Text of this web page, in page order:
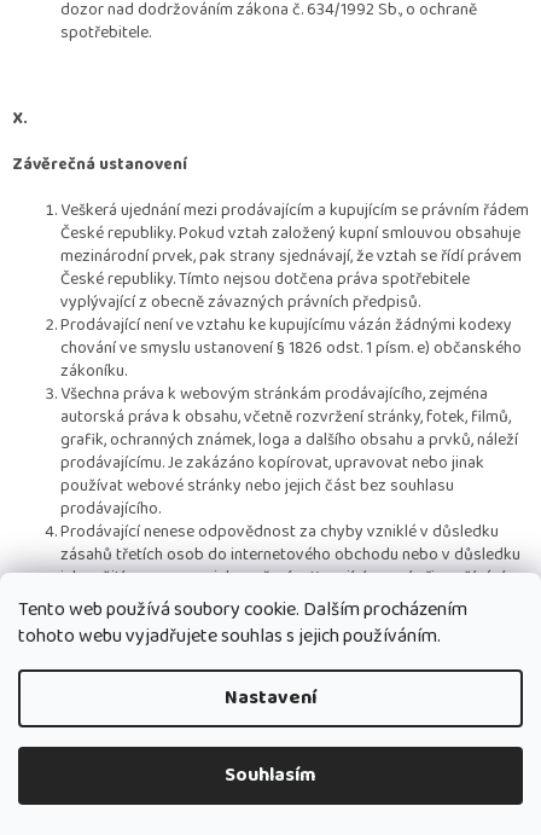
Tento web používá soubory cookie. Dalším procházením
tohoto webu vyjadřujete souhlas s jejich používáním.
Nastavení
Souhlasím
dozor nad dodržováním zákona č. 634/1992 Sb., o ochraně
spotřebitele.
X.
Závěrečná ustanovení
Veškerá ujednání mezi prodávajícím a kupujícím se právním řádem
České republiky. Pokud vztah založený kupní smlouvou obsahuje
mezinárodní prvek, pak strany sjednávají, že vztah se řídí právem
České republiky. Tímto nejsou dotčena práva spotřebitele
vyplývající z obecně závazných právních předpisů.
Prodávající není ve vztahu ke kupujícímu vázán žádnými kodexy
chování ve smyslu ustanovení § 1826 odst. 1 písm. e) občanského
zákoníku.
Všechna práva k webovým stránkám prodávajícího, zejména
autorská práva k obsahu, včetně rozvržení stránky, fotek, filmů,
grafik, ochranných známek, loga a dalšího obsahu a prvků, náleží
prodávajícímu. Je zakázáno kopírovat, upravovat nebo jinak
používat webové stránky nebo jejich část bez souhlasu
prodávajícího.
Prodávající nenese odpovědnost za chyby vzniklé v důsledku
zásahů třetích osob do internetového obchodu nebo v důsledku
jeho užití v rozporu s jeho určením. Kupující nesmí při využívání
internetového obchodu používat postupy, které by mohly mít
negativní vliv na jeho provoz a nesmí vykonávat žádnou činnost,
která by mohla jemu nebo třetím osobám umožnit neoprávněně
zasahovat či neoprávněně užít programové vybavení nebo další
součásti tvořící internetový obchod a užívat internetový obchod
Kupující tímto přebírá na sebe nebezpečí změny okolností ve
smyslu § 1765 odst. 2 občanského zákoníku.
Kupní smlouva včetně obchodních podmínek je archivována